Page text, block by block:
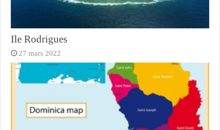
Ile Rodrigues
27 mars 2022